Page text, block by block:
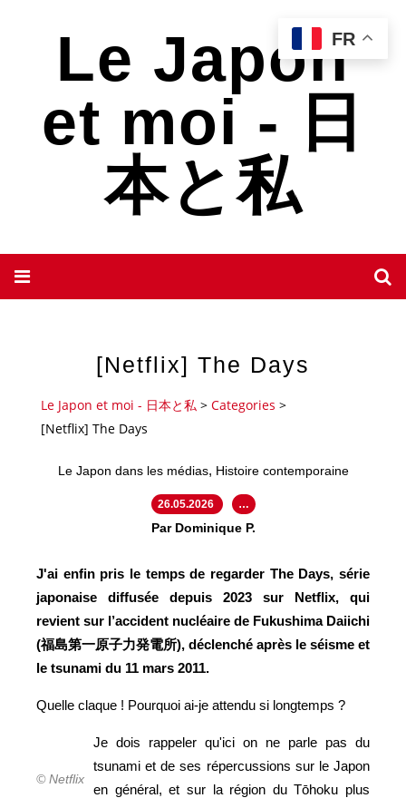
Le Japon
et moi - 日
本と私
[Netflix] The Days
Le Japon et moi - 日本と私 > Categories >
[Netflix] The Days
Le Japon dans les médias, Histoire contemporaine
26.05.2026 …
Par Dominique P.
J'ai enfin pris le temps de regarder The Days, série
japonaise diffusée depuis 2023 sur Netflix, qui
revient sur l’accident nucléaire de Fukushima Daiichi
(福島第一原子力発電所), déclenché après le séisme et
le tsunami du 11 mars 2011.
Quelle claque ! Pourquoi ai-je attendu si longtemps ?
© Netflix
Je dois rappeler qu'ici on ne parle pas du
tsunami et de ses répercussions sur le Japon
en général, et sur la région du Tōhoku plus
FR